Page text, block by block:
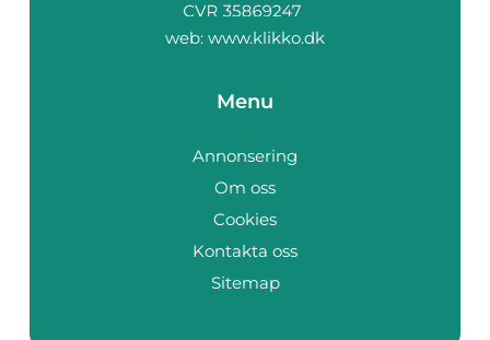
web: www.klikko.dk
Menu
Annonsering
Om oss
Cookies
Kontakta oss
Sitemap